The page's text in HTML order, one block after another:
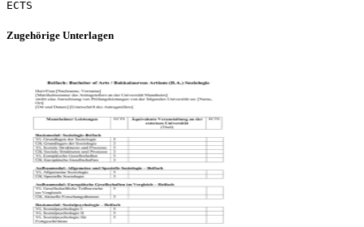
Zugehörige Unterlagen